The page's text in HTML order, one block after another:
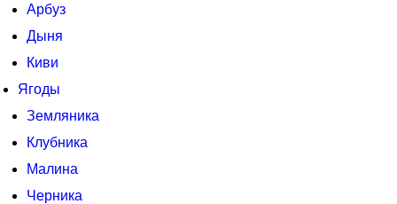
Арбуз
Дыня
Киви
Ягоды
Земляника
Клубника
Малина
Черника